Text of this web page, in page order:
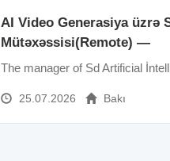
AI Video Generasiya üzrə
Mütəxəssisi(Remote) —
The manager of Sd Artificial
25.07.2026 Bakı